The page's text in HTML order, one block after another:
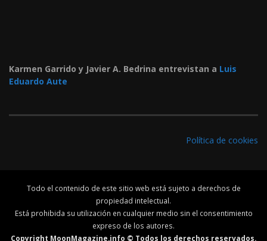
Karmen Garrido y Javier A. Bedrina entrevistan a Luis
Eduardo Aute
Política de cookies
Todo el contenido de este sitio web está sujeto a derechos de
propiedad intelectual.
Está prohibida su utilización en cualquier medio sin el consentimiento
expreso de los autores.
Copyright MoonMagazine.info © Todos los derechos reservados.